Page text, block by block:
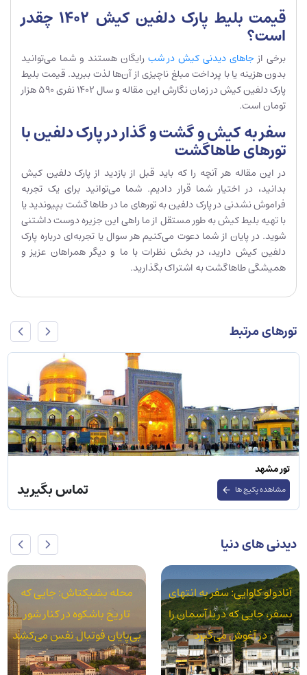
قیمت بلیط پارک دلفین کیش 1402 چقدر
است؟
برخی از جاهای دیدنی کیش در شب رایگان هستند و شما می‌توانید
بدون هزینه یا با پرداخت مبلغ ناچیزی از آن‌ها لذت ببرید. قیمت بلیط
پارک دلفین کیش در زمان نگارش این مقاله و سال 1402 نفری 590 هزار
تومان است.
سفر به کیش و گشت و گذار در پارک دلفین با
تورهای طاهاگشت
در این مقاله هر آنچه را که باید قبل از بازدید از پارک دلفین کیش
بدانید، در اختیار شما قرار دادیم. شما می‌توانید برای یک تجربه
فراموش نشدنی در پارک دلفین به تورهای ما در طاها گشت بپیوندید یا
با تهیه بلیط کیش به طور مستقل از ما راهی این جزیره دوست داشتنی
شوید. در پایان از شما دعوت می‌کنیم هر سوال یا تجربه‌ای درباره پارک
دلفین کیش دارید، در بخش نظرات با ما و دیگر همراهان عزیز و
همیشگی طاهاگشت به اشتراک بگذارید.
تورهای مرتبط
تور اصفهان
مشاهده پکیج ها تماس بگیرید
دیدنی های دنیا
محله بشیکتاش: جایی که
تاریخ باشکوه در کنار شور
بی‌پایان فوتبال نفس می‌کشد
محله آکسارای: استانبول
واقعی در سایه قنات‌های رومی